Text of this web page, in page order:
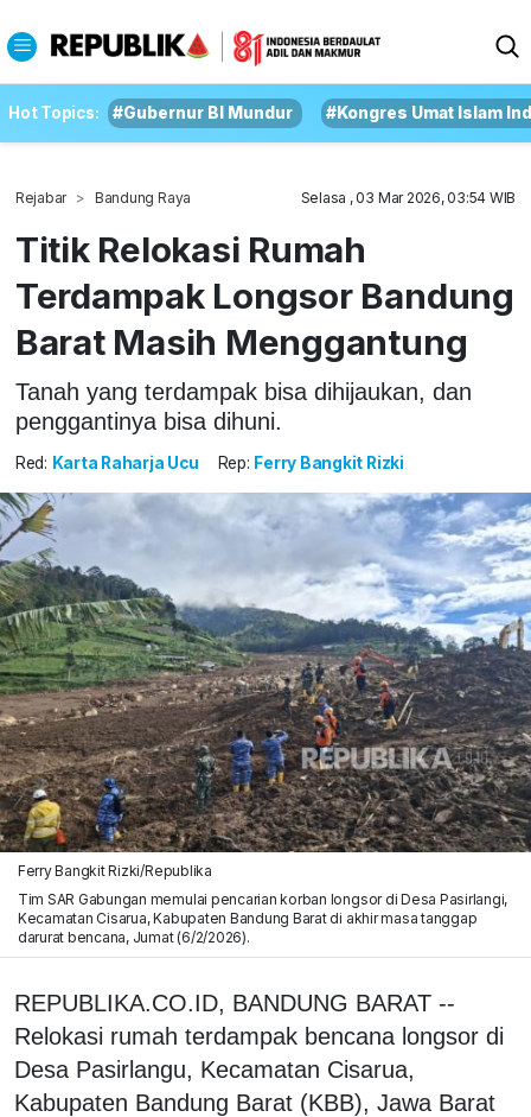
Hot Topics: #Gubernur BI Mundur #Kongres Umat Islam
Rejabar Bandung Raya Selasa , 03 Mar 2026, 03:54 WIB
Titik Relokasi Rumah
Terdampak Longsor Bandung
Barat Masih Menggantung
Tanah yang terdampak bisa dihijaukan, dan
penggantinya bisa dihuni.
Red: Karta Raharja Ucu Rep: Ferry Bangkit Rizki
Ferry Bangkit Rizki/Republika
Tim SAR Gabungan memulai pencarian korban longsor di Desa Pasirlangi,
Kecamatan Cisarua, Kabupaten Bandung Barat di akhir masa tanggap
darurat bencana, Jumat (6/2/2026).
REPUBLIKA.CO.ID, BANDUNG BARAT --
Relokasi rumah terdampak bencana longsor di
Desa Pasirlangu, Kecamatan Cisarua,
Kabupaten Bandung Barat (KBB), Jawa Barat